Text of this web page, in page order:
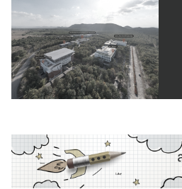
ส่งข่าวประชาสัมพันธ์
ส่งข่าวประชาสัมพันธ์
RC Activity